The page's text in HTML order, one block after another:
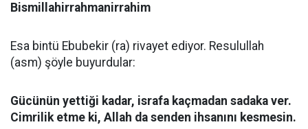
Bismillahirrahmanirrahim
Esa bintü Ebubekir (ra) rivayet ediyor. Resulullah
(asm) şöyle buyurdular:
Gücünün yettiği kadar, israfa kaçmadan sadaka ver.
Cimrilik etme ki, Allah da senden ihsanını kesmesin.